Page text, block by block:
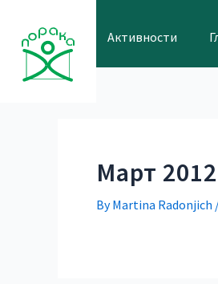
content
Активности
Март
ByMartina Radonjich
navigation